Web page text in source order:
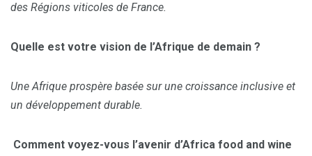
des Régions viticoles de France.
Quelle est votre vision de l’Afrique de demain ?
Une Afrique prospère basée sur une croissance inclusive et
un développement durable.
Comment voyez-vous l’avenir d’Africa food and wine